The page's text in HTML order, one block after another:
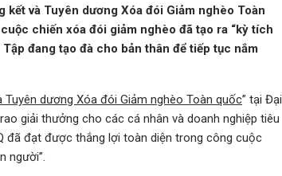
và Tuyên dương Xóa đói Giảm nghèo Toàn
chiến xóa đói giảm nghèo đã tạo ra “kỳ tích
đang tạo đà cho bản thân để tiếp tục nắm
Tuyên dương Xóa đói Giảm nghèo Toàn quốc” tại Đại
giải thưởng cho các cá nhân và doanh nghiệp tiêu
đã đạt được thắng lợi toàn diện trong công cuộc
người”.